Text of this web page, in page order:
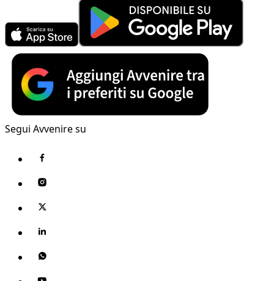
Segui Avvenire su